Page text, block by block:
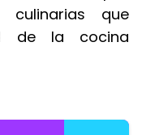
culinarias que
de la cocina